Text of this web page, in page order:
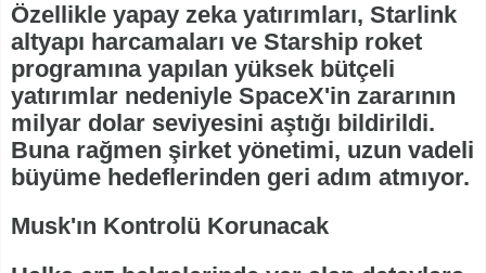
Özellikle yapay zeka yatırımları, Starlink
altyapı harcamaları ve Starship roket
programına yapılan yüksek bütçeli
yatırımlar nedeniyle SpaceX'in zararının
milyar dolar seviyesini aştığı bildirildi.
Buna rağmen şirket yönetimi, uzun vadeli
büyüme hedeflerinden geri adım atmıyor.
Musk'ın Kontrolü Korunacak